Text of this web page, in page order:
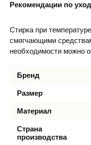
Рекомендации по
Стирка при
смягчающими
необходимости можно
Бренд
Размер
Материал
Страна
производства